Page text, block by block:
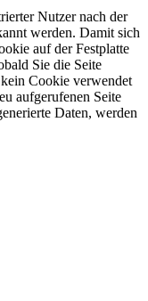
Nutzer nach der
werden. Damit sich
auf der Festplatte
Sie die Seite
Cookie verwendet
aufgerufenen Seite
Daten, werden